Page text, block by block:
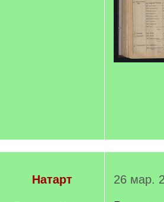
Натарт
26 мар.